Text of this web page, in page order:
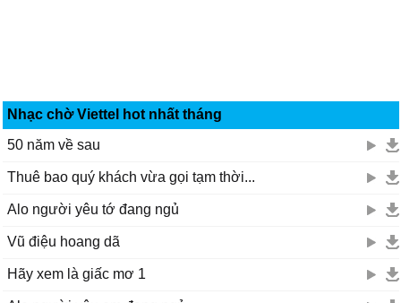
Nhạc chờ Viettel hot nhất tháng
50 năm về sau
Thuê bao quý khách vừa gọi tạm thời...
Alo người yêu tớ đang ngủ
Vũ điệu hoang dã
Hãy xem là giấc mơ 1